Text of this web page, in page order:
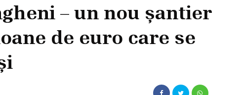
– un nou șantier
de euro care se